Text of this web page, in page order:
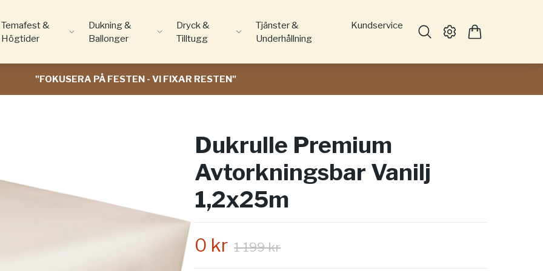
Temafest &
Högtider
Dukning &
Ballonger
Dryck &
Tilltugg
Tjänster &
Underhållning
Kundservice
"FOKUSERA PÅ FESTEN - VI FIXAR RESTEN"
Dukrulle Premium
Avtorkningsbar Vanilj
1,2x25m
0 kr 1 199 kr